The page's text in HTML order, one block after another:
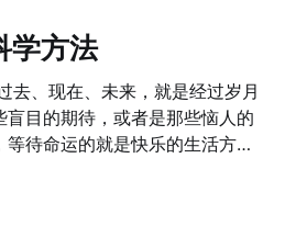
%E5%95%86%E4%B8%9A%
B01COZU1M0/
学方法
目的期待，或者是那些恼人的
待命运的就是快乐的生活方
或有财，一直很低调这就是修